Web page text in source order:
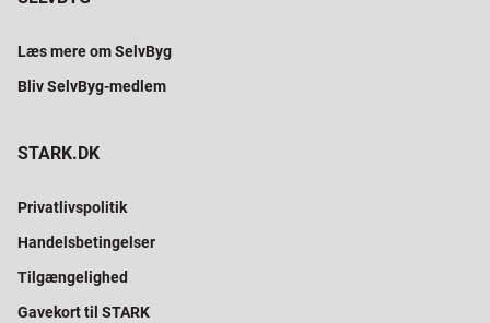
Læs mere om SelvByg
Bliv SelvByg-medlem
STARK.DK
Privatlivspolitik
Handelsbetingelser
Tilgængelighed
Gavekort til STARK